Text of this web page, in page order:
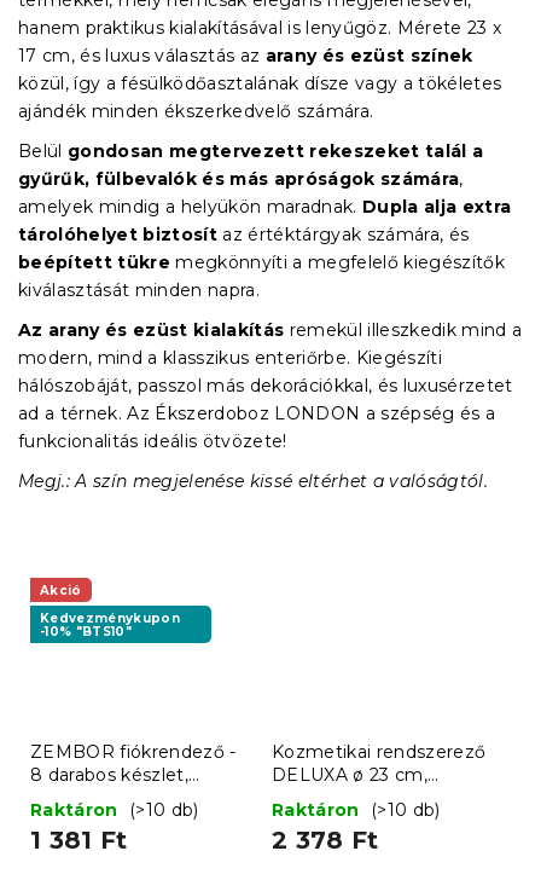
hanem praktikus kialakításával is lenyűgöz. Mérete 23 x
17 cm, és luxus választás az arany és ezüst színek
közül, így a fésülködőasztalának dísze vagy a tökéletes
ajándék minden ékszerkedvelő számára.
Belül gondosan megtervezett rekeszeket talál a
gyűrűk, fülbevalók és más apróságok számára,
amelyek mindig a helyükön maradnak. Dupla alja extra
tárolóhelyet biztosít az értéktárgyak számára, és
beépített tükre megkönnyíti a megfelelő kiegészítők
kiválasztását minden napra.
Az arany és ezüst kialakítás remekül illeszkedik mind a
modern, mind a klasszikus enteriőrbe. Kiegészíti
hálószobáját, passzol más dekorációkkal, és luxusérzetet
ad a térnek. Az Ékszerdoboz LONDON a szépség és a
funkcionalitás ideális ötvözete!
Megj.: A szín megjelenése kissé eltérhet a valóságtól.
Akció
Kedvezménykupon
-10% "BTS10"
ZEMBOR fiókrendező -
8 darabos készlet,
szürke
Raktáron (>10 db)
1 381 Ft
Kozmetikai rendszerező
DELUXA ø 23 cm,
átlátszó
Raktáron (>10 db)
2 378 Ft